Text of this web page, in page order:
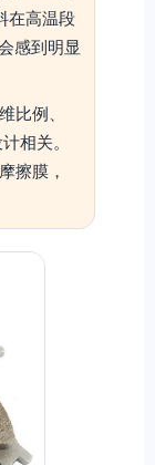
在高温段
感到明显
比例、
相关。
擦膜，